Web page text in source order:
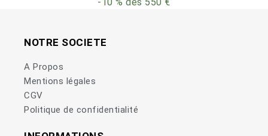
NOTRE SOCIETE
A Propos
Mentions légales
CGV
Politique de confidentialité